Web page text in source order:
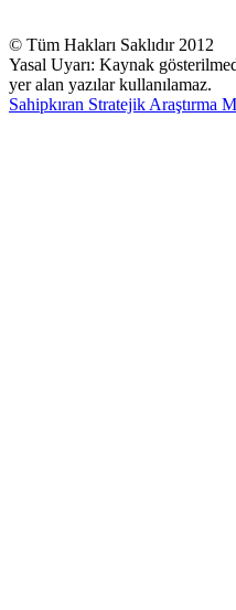
© Tüm Hakları Saklıdır 2012
Yasal Uyarı: Kaynak
yer alan yazılar kullanılamaz.
Sahipkıran Stratejik Araştırma